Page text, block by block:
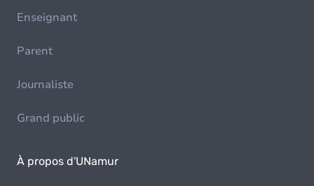
Enseignant
Parent
Journaliste
Grand public
À propos d'UNamur